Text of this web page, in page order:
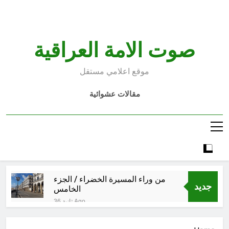
صوت الامة العراقية
موقع اعلامي مستقل
مقالات عشوائية
جديد
من وراء المسيرة الخضراء / الجزء
الخامس
36 ثانية Ago